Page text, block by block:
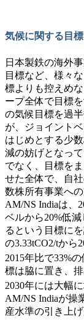
気候に関する目標
日本製鉄の海外
目標など、様々
標よりも控えめ
ープ全体で目標
の気候目標を過
が、ジョイント
はじめとする少
減の妨げとなっ
でなく、目標を
せた全体で、自
数株所有事業へ
AM/NS Indiaは、
ベルから20%低
るという目標に
の3.33tCO2/tから
2015年比で33%
標は脇に置き、
2030年には大幅
AM/NS Indiaが操
産水準の引き上